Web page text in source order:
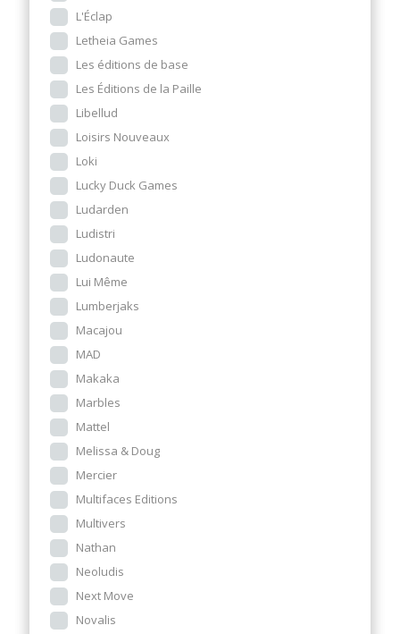
L'Éclap
Letheia Games
Les éditions de base
Les Éditions de la Paille
Libellud
Loisirs Nouveaux
Loki
Lucky Duck Games
Ludarden
Ludistri
Ludonaute
Lui Même
Lumberjaks
Macajou
MAD
Makaka
Marbles
Mattel
Melissa & Doug
Mercier
Multifaces Editions
Multivers
Nathan
Neoludis
Next Move
Novalis